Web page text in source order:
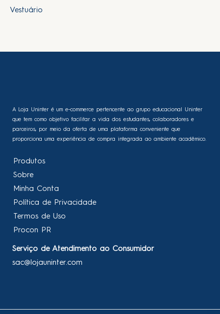
Vestuário
A Loja Uninter é um e-commerce pertencente ao grupo educacional Uninter
que tem como objetivo facilitar a vida dos estudantes, colaboradores e
parceiros, por meio da oferta de uma plataforma conveniente que
proporciona uma experiência de compra integrada ao ambiente acadêmico.
Produtos
Sobre
Minha Conta
Política de Privacidade
Termos de Uso
Procon PR
Serviço de Atendimento ao Consumidor
sac@lojauninter.com